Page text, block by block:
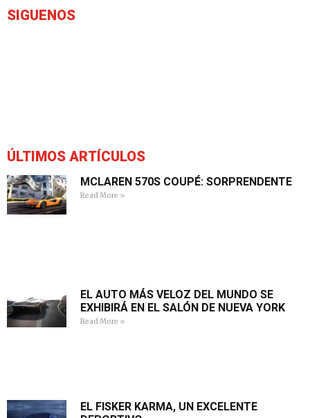
SIGUENOS
ÚLTIMOS ARTÍCULOS
MCLAREN 570S COUPÉ: SORPRENDENTE
Read More »
EL AUTO MÁS VELOZ DEL MUNDO SE
EXHIBIRÁ EN EL SALÓN DE NUEVA YORK
Read More »
EL FISKER KARMA, UN EXCELENTE